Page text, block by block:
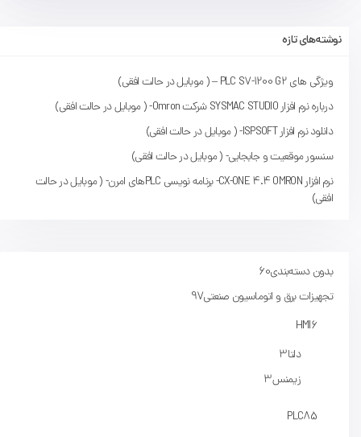
نوشته‌های تازه
ویژگی های PLC S7-1200 G2 – ( موبایل در حالت افقی)
درباره نرم افزار SYSMAC STUDIO شرکت Omron- ( موبایل در حالت افقی)
دانلود نرم افزار ISPSOFT- ( موبایل در حالت افقی)
سنسور موقعیت و جابجایی- ( موبایل در حالت افقی)
نرم افزار CX-ONE 4.4 OMRON- برنامه نویسی PLCهای امرن- ( موبایل در حالت
افقی)
بدون دسته‌بندی60
تجهیزات برق و اتوماسیون صنعتی97
HMI6
دلتا3
زیمنس3
PLC85